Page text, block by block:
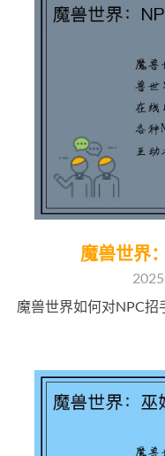
魔兽世界
魔兽世界如何对NPC招